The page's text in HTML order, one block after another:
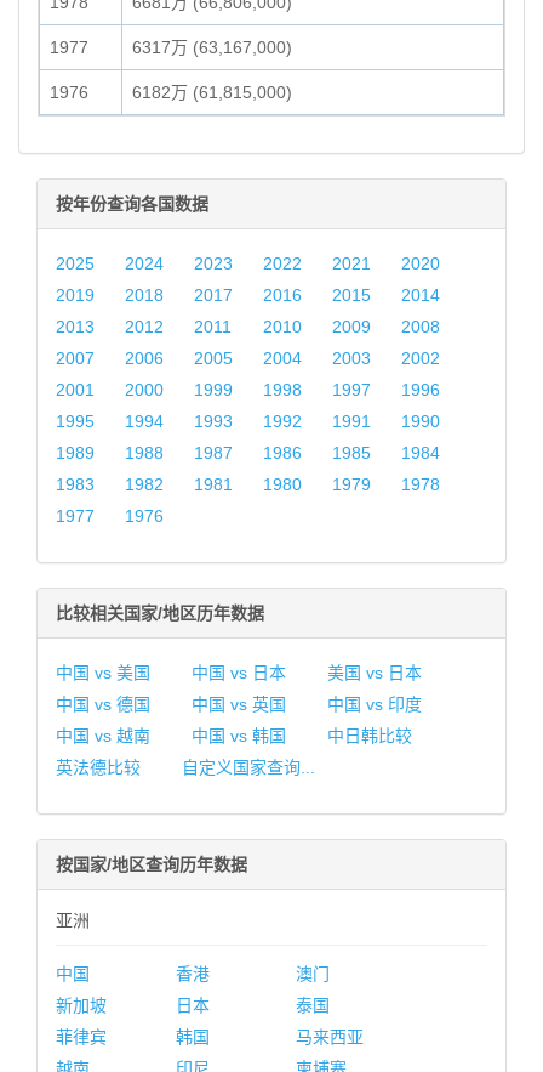
1977 6317万 (63,167,000)
1976 6182万 (61,815,000)
按年份查询各国数据
2025 2024 2023 2022 2021
2020
2019
2018 2017 2016 2015
2014
2013
2012 2011 2010 2009
2008
2007
2006 2005 2004 2003
2002
2001
2000 1999 1998 1997
1996
1995
1994 1993 1992 1991
1990
1989
1988 1987 1986 1985
1984
1983
1982 1981 1980 1979
1978
1977
1976
比较相关国家/地区历年数据
中国 vs 美国 中国 vs 日本
美国 vs 日本
中国 vs 德国
中国 vs 英国
中国 vs 印度
中国 vs 越南
中国 vs 韩国
中日韩比较
英法德比较
自定义国家查询...
按国家/地区查询历年数据
亚洲
中国 香港
澳门
新加坡
日本
泰国
菲律宾
韩国
马来西亚